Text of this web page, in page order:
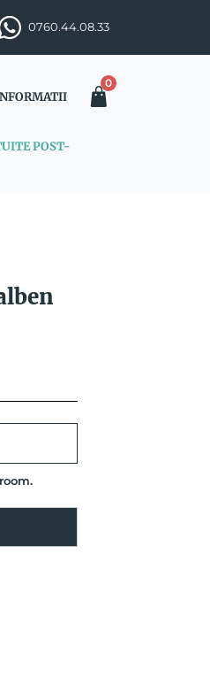
0760.44.08.33
0
POST-